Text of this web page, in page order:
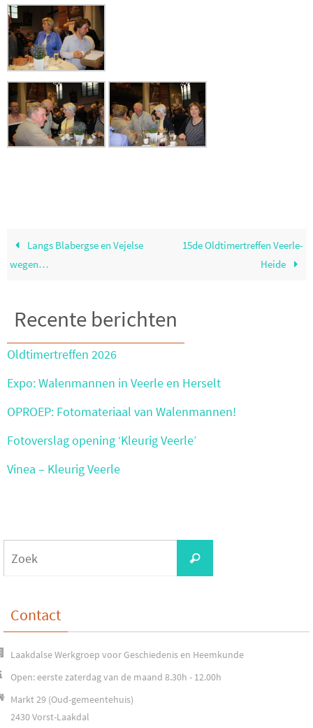
Langs Blabergse en Vejelse
wegen…
15de Oldtimertreffen Veerle-
Heide
Recente berichten
Oldtimertreffen 2026
Expo: Walenmannen in Veerle en Herselt
OPROEP: Fotomateriaal van Walenmannen!
Fotoverslag opening ‘Kleurig Veerle’
Vinea – Kleurig Veerle
Zoek
Contact
Laakdalse Werkgroep voor Geschiedenis en Heemkunde
Open: eerste zaterdag van de maand 8.30h - 12.00h
Markt 29 (Oud-gemeentehuis)
2430 Vorst-Laakdal